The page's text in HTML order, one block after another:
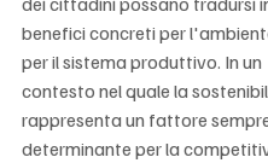
benefici concreti per
per il sistema produttivo. In un
contesto nel quale la
rappresenta un fattore
determinante per la